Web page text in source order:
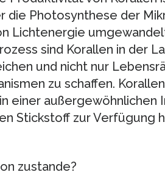
die Photosynthese der
Lichtenergie
sind Korallen in der
und nicht nur
zu schaffen.
einer außergewöhnlichen
Stickstoff zur Verfügung
zustande?